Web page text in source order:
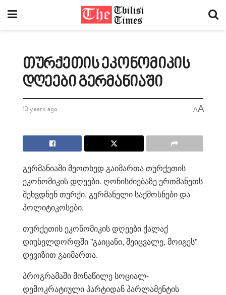
თურქეთის ეკონომიკის
დღეები გერმანიაში
13 years ago AA
გერმანიაში მეოთხედ გაიმართა თურქეთის
ეკონომიკის დღეები. ღონისძიებაზე ერთმანეთს
შეხვდნენ თურქი, გერმანელი საქმოსნები და
პოლიტიკოსები.
თურქეთის ეკონომიკის დღეები ქალაქ
დიუსელდორფში ”გაიცანი, შეიცვალე, მოიგეს”
დევიზით გაიმართა.
პროგრამაში მონაწილე სოციალ-
დემოკრატიული პარტიდან პარლამენტის